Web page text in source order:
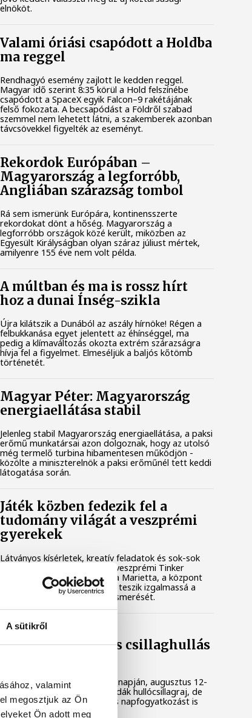
A sütikről
valamint
megosztjuk az Ön
Ön adott meg
elnököt.
Valami óriási csapódott a Holdba
ma reggel
Rendhagyó esemény zajlott le kedden reggel.
Magyar idő szerint 8:35 körül a Hold felszínébe
csapódott a SpaceX egyik Falcon–9 rakétájának
felső fokozata. A becsapódást a Földről szabad
szemmel nem lehetett látni, a szakemberek azonban
távcsövekkel figyelték az eseményt.
Rekordok Európában –
Magyarország a legforróbb,
Angliában szárazság tombol
Rá sem ismerünk Európára, kontinensszerte
rekordokat dönt a hőség. Magyarország a
legforróbb országok közé került, miközben az
Egyesült Királyságban olyan száraz júliust mértek,
amilyenre 155 éve nem volt példa.
A múltban és ma is rossz hírt
hoz a dunai Ínség-szikla
Újra kilátszik a Dunából az aszály hírnöke! Régen a
felbukkanása egyet jelentett az éhínséggel, ma
pedig a klímaváltozás okozta extrém szárazságra
hívja fel a figyelmet. Elmeséljük a baljós kőtömb
történetét.
Magyar Péter: Magyarország
energiaellátása stabil
Jelenleg stabil Magyarország energiaellátása, a paksi
erőmű munkatársai azon dolgoznak, hogy az utolsó
még termelő turbina hibamentesen működjön -
közölte a miniszterelnök a paksi erőműnél tett keddi
látogatása során.
Játék közben fedezik fel a
tudomány világát a veszprémi
gyerekek
Látványos kísérletek, kreatív feladatok és sok-sok
élmény várja a gyerekeket a veszprémi Tinker
Labsben. Videónkban Balassa Marietta, a központ
vezetője mutatja be, hogyan teszik izgalmassá a
természettudományok megismerését.
Augusztus 12-én
napfogyatkozás és csillaghullás
Az év legsűrűbb csillagászati napján, augusztus 12-
én éjjel tetőzik majd a Perseidák hullócsillagraj, de
ugyanezen a napon részleges napfogyatkozást is
meg lehet majd figyelni.